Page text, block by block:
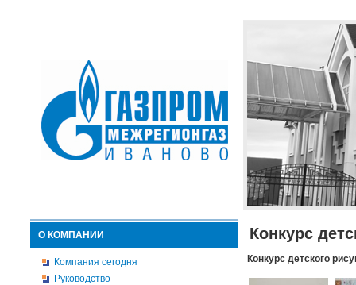
О КОМПАНИИ
Компания сегодня
Руководство
Конкурс
Конкурс детского